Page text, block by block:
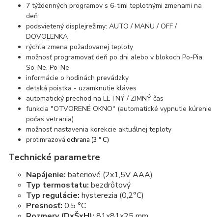
7 týždenných programov s 6-timi teplotnými zmenami na
deň
podsvietený displejrežimy: AUTO / MANU / OFF /
DOVOLENKA
rýchla zmena požadovanej teploty
možnosť programovať deň po dni alebo v blokoch Po-Pia,
So-Ne, Po-Ne
informácie o hodinách prevádzky
detská poistka - uzamknutie kláves
automatický prechod na LETNÝ / ZIMNÝ čas
funkcia "OTVORENÉ OKNO" (automatické vypnutie kúrenie
počas vetrania)
možnosť nastavenia korekcie aktuálnej teploty
protimrazová ochrana (3 ° C)
Technické parametre
Napájenie:bateriové (2x1,5V AAA)
Typ termostatu:bezdrôtový
Typ regulácie:hysterezia (0,2°C)
Presnosť:0,5 °C